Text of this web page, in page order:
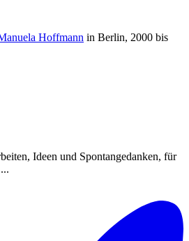
Hoffmann in Berlin, 2000 bis
Ideen und Spontangedanken, für